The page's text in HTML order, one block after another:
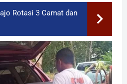
Rotasi 3 Camat dan